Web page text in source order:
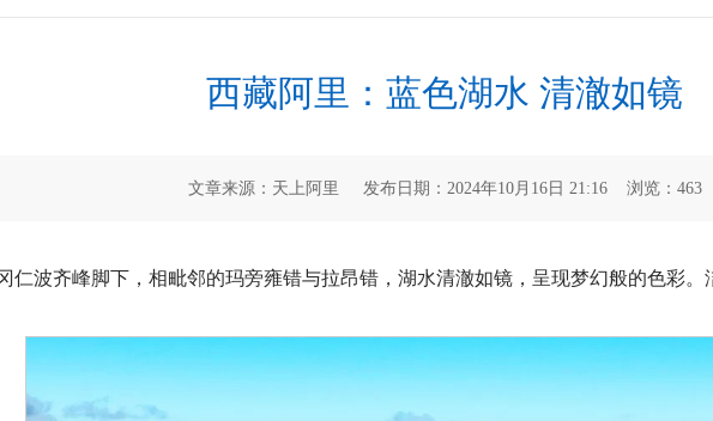
西藏阿里：蓝色湖水 清澈如镜
文章来源：天上阿里 发布日期：2024年10月16日 21:16 浏览： 463
仁波齐峰脚下，相毗邻的玛旁雍错与拉昂错，湖水清澈如镜，呈现梦幻般的色彩